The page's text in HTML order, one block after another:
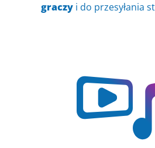
graczy i do przesyłania